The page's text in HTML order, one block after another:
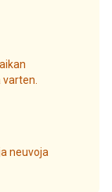
neuvoja